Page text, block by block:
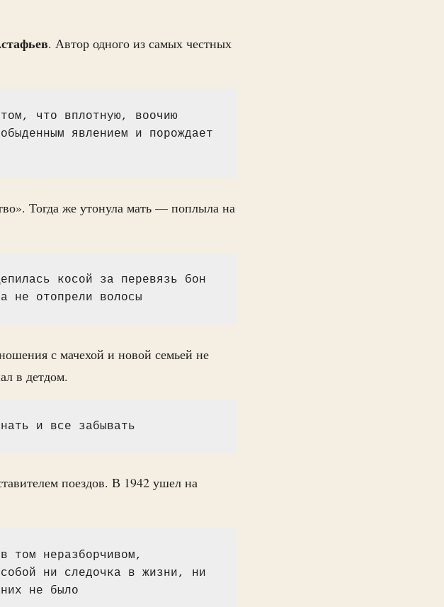
. Автор одного из самых честных
что вплотную, воочию
явлением и порождает
Тогда же утонула мать — поплыла на
косой за перевязь бон
не отопрели волосы
с мачехой и новой семьей не
в детдом.
и все забывать
поездов. В 1942 ушел на
том неразборчивом,
ни следочка в жизни, ни
не было